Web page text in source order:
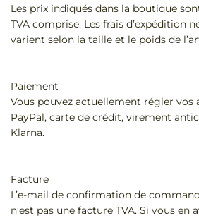
Les prix indiqués dans la boutique
TVA comprise. Les frais d’expédition
varient selon la taille et le poids de
Paiement
Vous pouvez actuellement régler vos
PayPal, carte de crédit, virement
Klarna.
Facture
L’e-mail de confirmation de
n’est pas une facture TVA. Si vous en